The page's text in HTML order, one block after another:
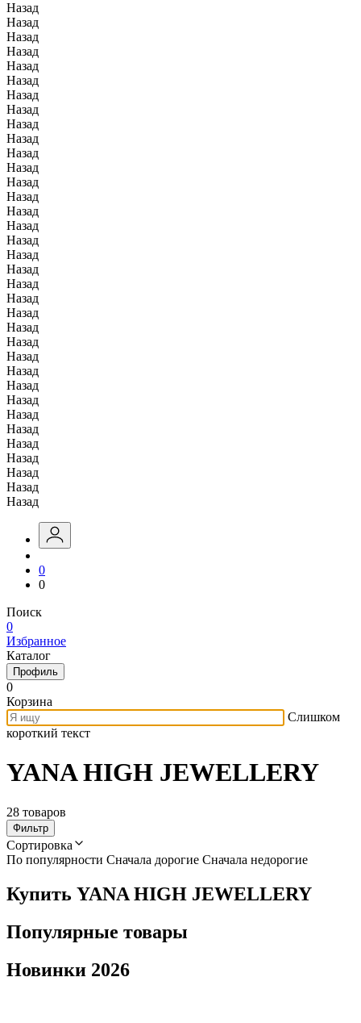
Назад
Назад
Назад
Назад
Назад
Назад
Назад
Назад
Назад
Назад
Назад
Назад
Назад
Назад
Назад
Назад
Назад
Назад
Назад
Назад
Назад
Назад
Назад
Назад
Назад
Назад
Назад
Назад
Назад
Назад
Назад
Назад
Назад
Назад
Назад
0
0
Поиск
0
Избранное
Каталог
Профиль
0
Корзина
Слишком
короткий текст
YANA HIGH JEWELLERY
28 товаров
Фильтр
Сортировка
По популярности Сначала дорогие Сначала недорогие
Купить YANA HIGH JEWELLERY
Популярные товары
Новинки 2026